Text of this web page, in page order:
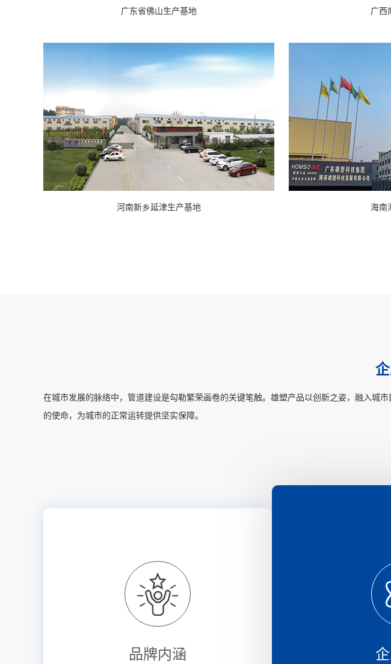
广东省佛山生产基地 广西
河南新乡延津生产基地 海南
在城市发展的脉络中，管道建设是勾勒繁荣画卷的关键笔触。雄塑产品以创新之姿，融入城
的使命，为城市的正常运转提供坚实保障。
品牌内涵